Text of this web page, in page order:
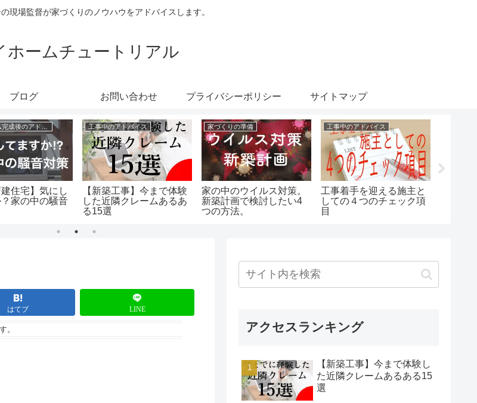
現場監督が家づくりのノウハウをアドバイスします。
ホームチュートリアル
ブログ お問い合わせ プライバシーポリシー サイトマップ
建住宅】気にし
家の中の騒音
工事中のアドバイス
【新築工事】今まで体験
した近隣クレームあるあ
る15選
家づくりの準備
家の中のウイルス対策。
新築計画で検討したい4
つの方法。
工事中のアドバイス
工事着手を迎える施主と
しての４つのチェック項
目
はてブ LINE
。 アクセスランキング
【新築工事】今まで体験し
た近隣クレームあるある15
選